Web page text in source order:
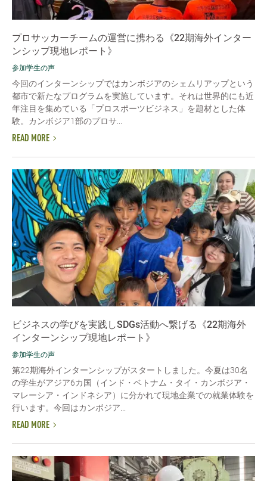
プロサッカーチームの運営に携わる《22期海外インター
ンシップ現地レポート》
参加学生の声
今回のインターンシップではカンボジアのシェムリアップという
都市で新たなプログラムを実施しています。それは世界的にも近
年注目を集めている「プロスポーツビジネス」を題材とした体
験。カンボジア1部のプロサ...
READ MORE
ビジネスの学びを実践しSDGs活動へ繋げる《22期海外
インターンシップ現地レポート》
参加学生の声
第22期海外インターンシップがスタートしました。今夏は30名
の学生がアジア6カ国（インド・ベトナム・タイ・カンボジア・
マレーシア・インドネシア）に分かれて現地企業での就業体験を
行います。今回はカンボジア...
READ MORE